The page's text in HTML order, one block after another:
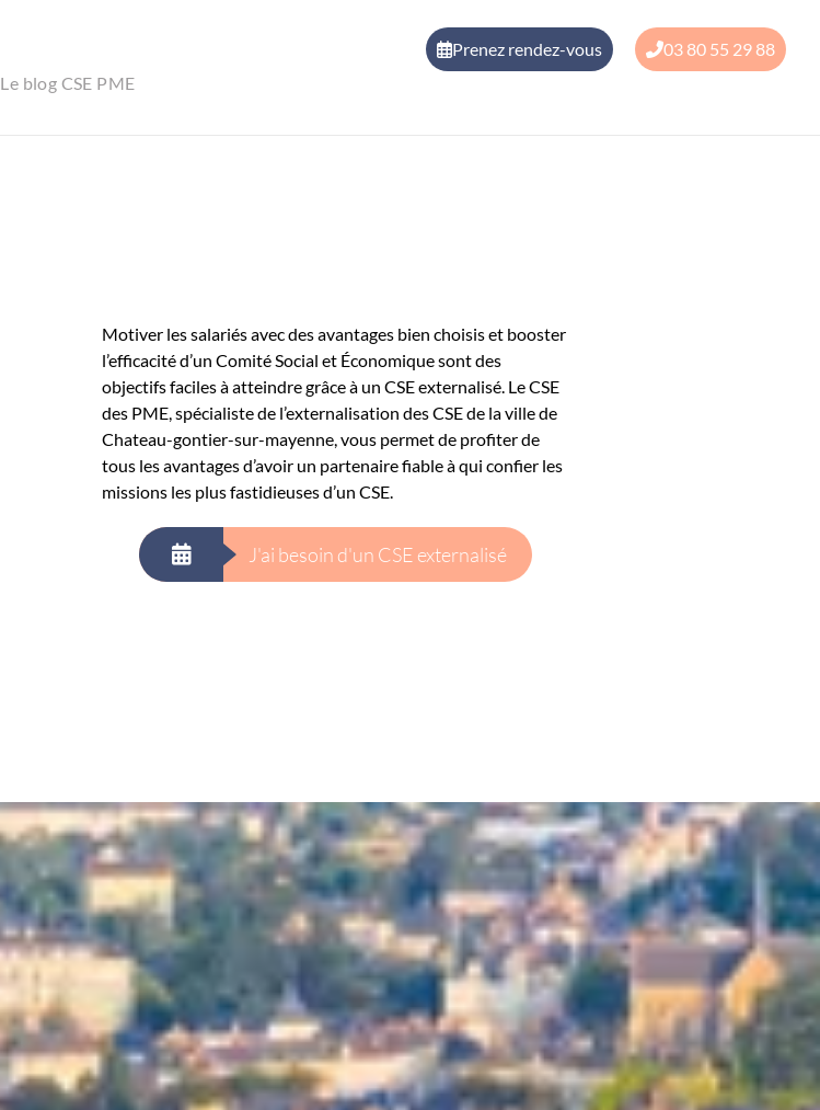
Le blog CSE PME
Prenez rendez-vous 03 80 55 29 88
Motiver les salariés avec des avantages bien choisis et booster
l’efficacité d’un Comité Social et Économique sont des
objectifs faciles à atteindre grâce à un CSE externalisé. Le CSE
des PME, spécialiste de l’externalisation des CSE de la ville de
Chateau-gontier-sur-mayenne, vous permet de profiter de
tous les avantages d’avoir un partenaire fiable à qui confier les
missions les plus fastidieuses d’un CSE.
J'ai besoin d'un CSE externalisé